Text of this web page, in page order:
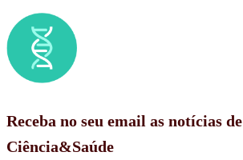
Receba no seu email as notícias de
Ciência&Saúde